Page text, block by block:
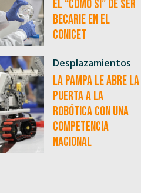
El “como si” de ser
becarie en el
CONICET
Desplazamientos
La Pampa le abre la
puerta a la
robótica con una
competencia
nacional